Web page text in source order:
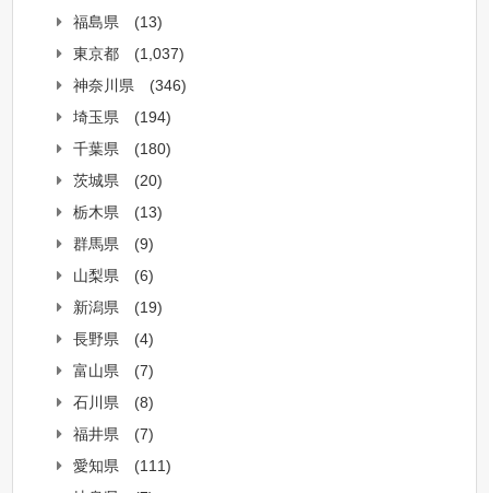
福島県
(13)
東京都
(1,037)
神奈川県
(346)
埼玉県
(194)
千葉県
(180)
茨城県
(20)
栃木県
(13)
群馬県
(9)
山梨県
(6)
新潟県
(19)
長野県
(4)
富山県
(7)
石川県
(8)
福井県
(7)
愛知県
(111)